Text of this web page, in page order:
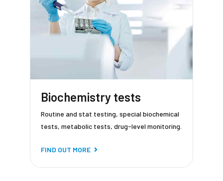
Biochemistry tests
Routine and stat testing, special biochemical
tests, metabolic tests, drug-level monitoring.
FIND OUT MORE